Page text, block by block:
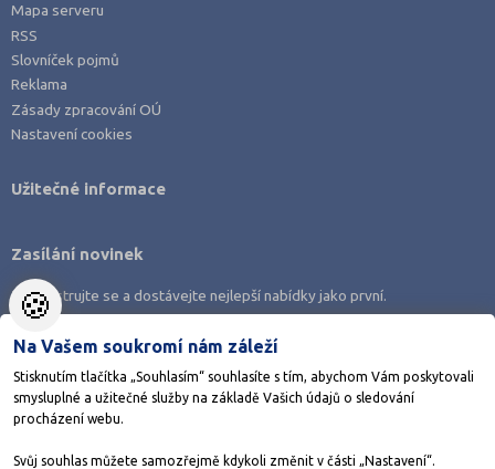
Mapa serveru
RSS
Slovníček pojmů
Reklama
Zásady zpracování OÚ
Nastavení cookies
Stáhněte si aplikaci Adresář škol
Užitečné informace
Zasílání novinek
Zaregistrujte se a dostávejte nejlepší nabídky jako první.
🍪
Na Vašem soukromí nám záleží
Stisknutím tlačítka „Souhlasím“ souhlasíte s tím, abychom Vám poskytovali
smysluplné a užitečné služby na základě Vašich údajů o sledování
procházení webu.
Svůj souhlas můžete samozřejmě kdykoli změnit v části „Nastavení“.